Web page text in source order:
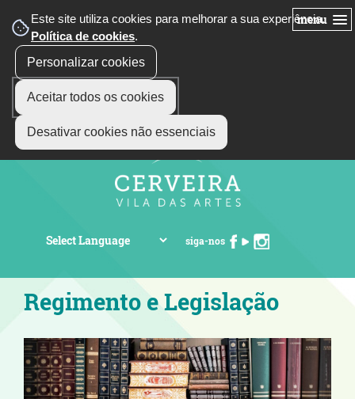
Este site utiliza cookies para melhorar a sua experiência.
Política de cookies.
Personalizar cookies
Aceitar todos os cookies
Desativar cookies não essenciais
menu
siga-nos
Regimento e Legislação